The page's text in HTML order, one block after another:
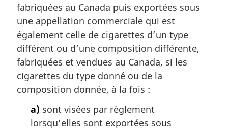
g
i
n
a
l
e
:
fabriquées au Canada puis exportées sous
une appellation commerciale qui est
également celle de cigarettes d’un type
différent ou d’une composition différente,
fabriquées et vendues au Canada, si les
cigarettes du type donné ou de la
composition donnée, à la fois :
a) sont visées par règlement
lorsqu’elles sont exportées sous